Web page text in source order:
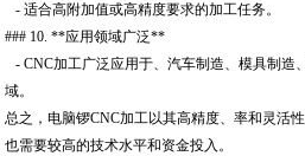
- 适合高附加值或高精度要求的加工任务。
### 10. **应用领域广泛**
- CNC加工广泛应用于、汽车制造、模具制造
域。
总之，电脑锣CNC加工以其高精度、率和灵活
也需要较高的技术水平和资金投入。